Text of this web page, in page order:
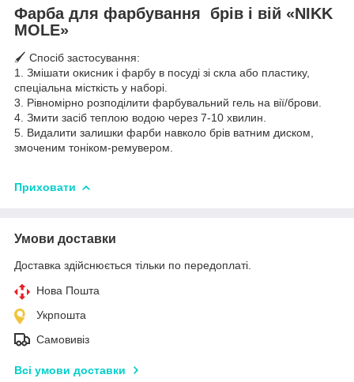
Фарба для фарбування брів і вій «NIKK
MOLE»
🖌 Спосіб застосування:
1. Змішати окисник і фарбу в посуді зі скла або пластику,
спеціальна місткість у наборі.
3. Рівномірно розподілити фарбувальний гель на вії/брови.
4. Змити засіб теплою водою через 7-10 хвилин.
5. Видалити залишки фарби навколо брів ватним диском,
змоченим тоніком-ремувером.
Приховати
Умови доставки
Доставка здійснюється тільки по передоплаті.
Нова Пошта
Укрпошта
Самовивіз
Всі умови доставки